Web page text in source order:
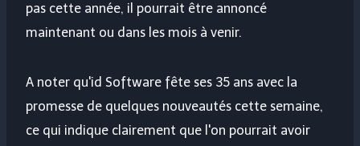
pas cette année, il pourrait être annoncé
maintenant ou dans les mois à venir.
A noter qu'id Software fête ses 35 ans avec la
promesse de quelques nouveautés cette semaine,
ce qui indique clairement que l'on pourrait avoir